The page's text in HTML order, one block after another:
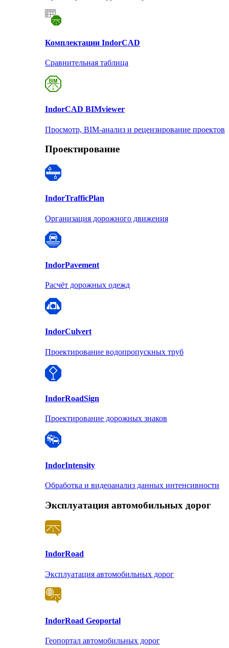
Комплектации IndorCAD
Сравнительная таблица
IndorCAD BIMviewer
Просмотр, BIM-анализ и рецензирование проектов
Проектирование
IndorTrafficPlan
Организация дорожного движения
IndorPavement
Расчёт дорожных одежд
IndorCulvert
Проектирование водопропускных труб
IndorRoadSign
Проектирование дорожных знаков
IndorIntensity
Обработка и видеоанализ данных интенсивности
Эксплуатация автомобильных дорог
IndorRoad
Эксплуатация автомобильных дорог
IndorRoad Geoportal
Геопортал автомобильных дорог